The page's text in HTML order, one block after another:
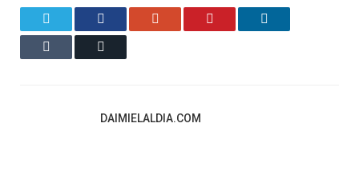
Facebook
DAIMIELALDIA.COM